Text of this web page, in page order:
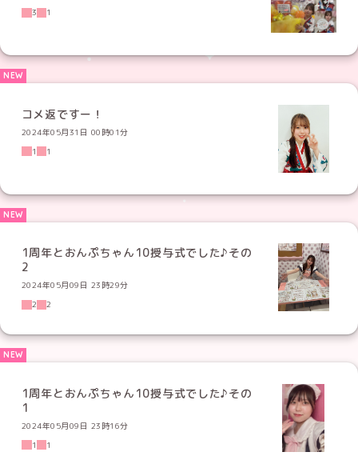
3
1
コメ返ですー！
2024年05月31日 00時01分
1
1
1周年とおんぷちゃん10授与式でした♪その
2
2024年05月09日 23時29分
2
2
1周年とおんぷちゃん10授与式でした♪その
1
2024年05月09日 23時16分
1
1